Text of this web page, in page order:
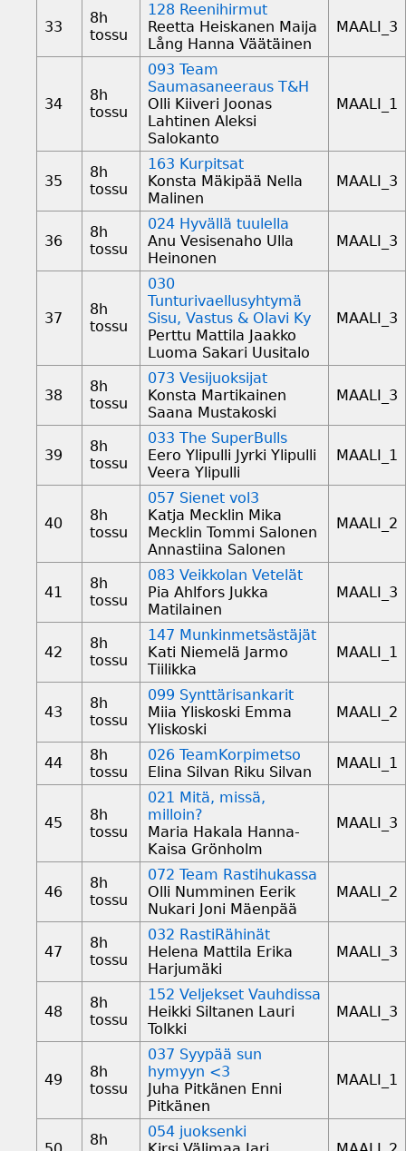
33
8h
tossu
128 Reenihirmut
Reetta Heiskanen Maija
Lång Hanna Väätäinen
MAALI_3
34
8h
tossu
093 Team
Saumasaneeraus T&H
Olli Kiiveri Joonas
Lahtinen Aleksi
Salokanto
MAALI_1
35
8h
tossu
163 Kurpitsat
Konsta Mäkipää Nella
Malinen
MAALI_3
36
8h
tossu
024 Hyvällä tuulella
Anu Vesisenaho Ulla
Heinonen
MAALI_3
37
8h
tossu
030
Tunturivaellusyhtymä
Sisu, Vastus & Olavi Ky
Perttu Mattila Jaakko
Luoma Sakari Uusitalo
MAALI_3
38
8h
tossu
073 Vesijuoksijat
Konsta Martikainen
Saana Mustakoski
MAALI_3
39
8h
tossu
033 The SuperBulls
Eero Ylipulli Jyrki Ylipulli
Veera Ylipulli
MAALI_1
40
8h
tossu
057 Sienet vol3
Katja Mecklin Mika
Mecklin Tommi Salonen
Annastiina Salonen
MAALI_2
41
8h
tossu
083 Veikkolan Vetelät
Pia Ahlfors Jukka
Matilainen
MAALI_3
42
8h
tossu
147 Munkinmetsästäjät
Kati Niemelä Jarmo
Tiilikka
MAALI_1
43
8h
tossu
099 Synttärisankarit
Miia Yliskoski Emma
Yliskoski
MAALI_2
44
8h
tossu
026 TeamKorpimetso
Elina Silvan Riku Silvan
MAALI_1
45
8h
tossu
021 Mitä, missä,
milloin?
Maria Hakala Hanna-
Kaisa Grönholm
MAALI_3
46
8h
tossu
072 Team Rastihukassa
Olli Numminen Eerik
Nukari Joni Mäenpää
MAALI_2
47
8h
tossu
032 RastiRähinät
Helena Mattila Erika
Harjumäki
MAALI_3
48
8h
tossu
152 Veljekset Vauhdissa
Heikki Siltanen Lauri
Tolkki
MAALI_3
49
8h
tossu
037 Syypää sun
hymyyn <3
Juha Pitkänen Enni
Pitkänen
MAALI_1
8h
054 juoksenki